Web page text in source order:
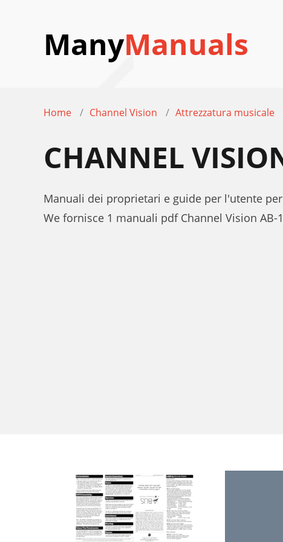
ManyManuals
Home Channel Vision Attrezzatura musicale
CHANNEL
Manuali dei proprietari e guide per l'utente
We fornisce 1 manuali pdf Channel Vision